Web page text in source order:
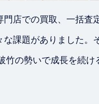
店での買取、一括査
課題がありました。
竹の勢いで成長を続け